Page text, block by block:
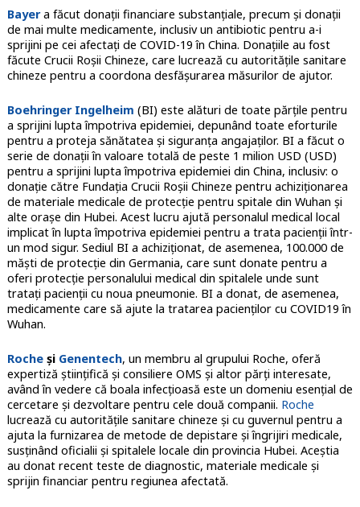
Bayera făcut donații financiare substanțiale, precum și donații
de mai multe medicamente, inclusiv un antibiotic pentru a-i
sprijini pe cei afectați de COVID-19 în China. Donațiile au fost
făcute Crucii Roșii Chineze, care lucrează cu autoritățile sanitare
chineze pentru a coordona desfășurarea măsurilor de ajutor.
Boehringer Ingelheim (BI) este alături de toate părțile pentru
a sprijini lupta împotriva epidemiei, depunând toate eforturile
pentru a proteja sănătatea și siguranța angajaților. BI a făcut o
serie de donații în valoare totală de peste 1 milion USD (USD)
pentru a sprijini lupta împotriva epidemiei din China, inclusiv: o
donație către Fundația Crucii Roșii Chineze pentru achiziționarea
de materiale medicale de protecție pentru spitale din Wuhan și
alte orașe din Hubei. Acest lucru ajută personalul medical local
implicat în lupta împotriva epidemiei pentru a trata pacienții într-
un mod sigur. Sediul BI a achiziționat, de asemenea, 100.000 de
măști de protecție din Germania, care sunt donate pentru a
oferi protecție personalului medical din spitalele unde sunt
tratați pacienții cu noua pneumonie. BI a donat, de asemenea,
medicamente care să ajute la tratarea pacienților cu COVID19 în
Wuhan.
Rocheși Genentech, un membru al grupului Roche, oferă
expertiză științifică și consiliere OMS și altor părți interesate,
având în vedere că boala infecțioasă este un domeniu esențial de
cercetare și dezvoltare pentru cele două companii. Roche
lucrează cu autoritățile sanitare chineze și cu guvernul pentru a
ajuta la furnizarea de metode de depistare și îngrijiri medicale,
susținând oficialii și spitalele locale din provincia Hubei. Aceștia
au donat recent teste de diagnostic, materiale medicale și
sprijin financiar pentru regiunea afectată.